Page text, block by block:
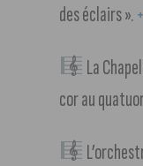
des éclairs ».
La
cor au